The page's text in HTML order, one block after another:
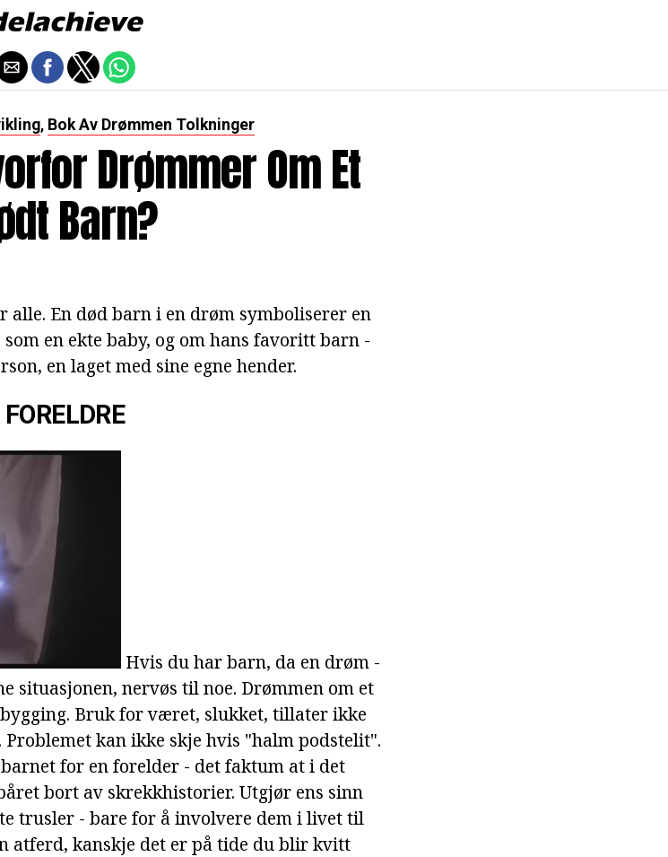
, Bok Av Drømmen Tolkninger
Drømmer Om Et
Barn?
alle. En død barn i en drøm symboliserer en
en ekte baby, og om hans favoritt barn -
en laget med sine egne hender.
Hvis du har barn, da en drøm -
situasjonen, nervøs til noe. Drømmen om et
Bruk for været, slukket, tillater ikke
kan ikke skje hvis "halm podstelit".
for en forelder - det faktum at i det
bort av skrekkhistorier. Utgjør ens sinn
trusler - bare for å involvere dem i livet til
atferd, kanskje det er på tide du blir kvitt